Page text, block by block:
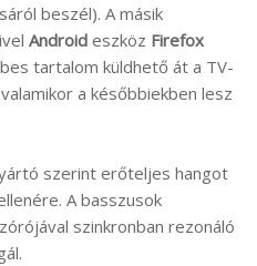
beszél). A másik
Android eszköz Firefox
tartalom küldhető át a TV-
a későbbiekben lesz
szerint erőteljes hangot
A basszusok
szinkronban rezonáló